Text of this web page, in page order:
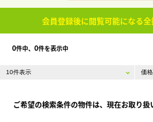
会員登録後に閲覧可能になる
0件中、 0件を表示中
ご希望の検索条件の物件は、現在お取り扱